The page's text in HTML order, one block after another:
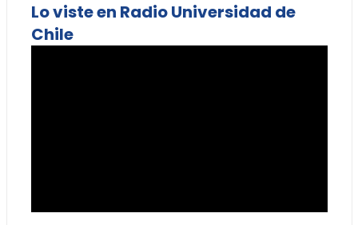
Lo viste en Radio Universidad de
Chile